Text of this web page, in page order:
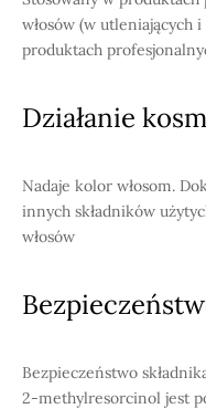
włosów (w utleniających
produktach
Działanie
Nadaje kolor włosom.
innych składników
włosów
Bezpieczeństwo
2-methylresorcinol jest